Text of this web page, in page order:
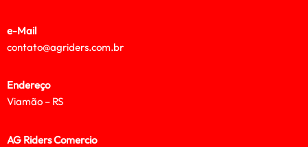
e-Mail
contato@agriders.com.br
Endereço
Viamão – RS
AG Riders Comercio